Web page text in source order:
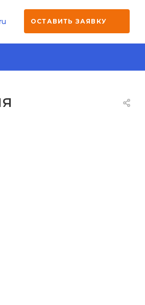
ОСТАВИТЬ ЗАЯВКУ